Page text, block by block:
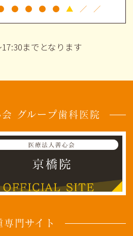
● ● ● ● ▲ ／ ／
までとなります
グループ歯科医院
専門サイト